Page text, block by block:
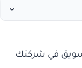
في شركتك